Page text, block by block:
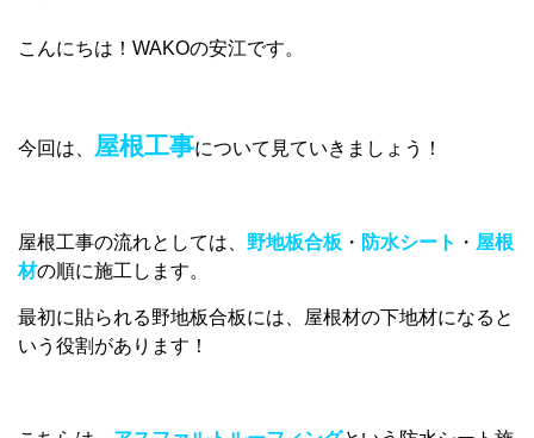
こんにちは！WAKOの安江です。
今回は、 屋根工事について見ていきましょう！
屋根工事の流れとしては、 野地板合板 ・ 防水シート ・ 屋根
材の順に施工します。
最初に貼られる野地板合板には、屋根材の下地材になると
いう役割があります！